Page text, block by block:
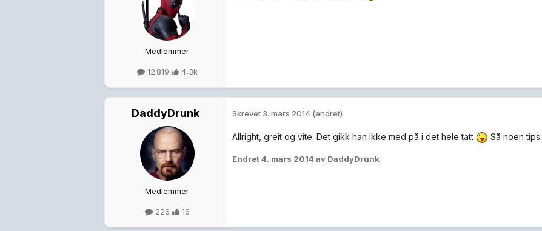
Medlemmer
12 819 4,3k
DaddyDrunk
Medlemmer
226 16
Skrevet 3. mars 2014 (endret)
Allright, greit og vite. Det gikk han ikke med på i det hele tatt Så noen
Endret4. mars 2014 av DaddyDrunk